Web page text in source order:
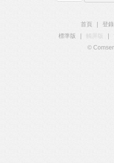
首頁 登錄
標準版
觸屏版
©